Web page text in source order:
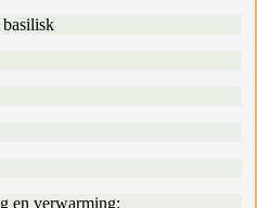
basilisk
en verwarming: